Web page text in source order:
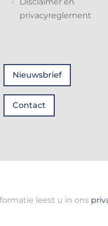
Disclaimer en
privacyreglement
Nieuwsbrief
Contact
leest u in ons